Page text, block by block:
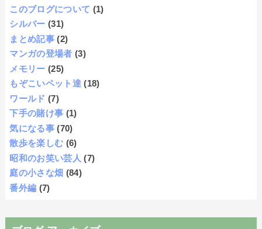
このブログについて (1)
シルバー (31)
まとめ記事 (2)
マンガの登場者 (3)
メモリー (25)
もぞこいペット達 (18)
ワールド (7)
下手の賭け事 (1)
気になる事 (70)
散歩を楽しむ (6)
昭和のお笑い芸人 (7)
庭の小さな畑 (84)
番外編 (7)